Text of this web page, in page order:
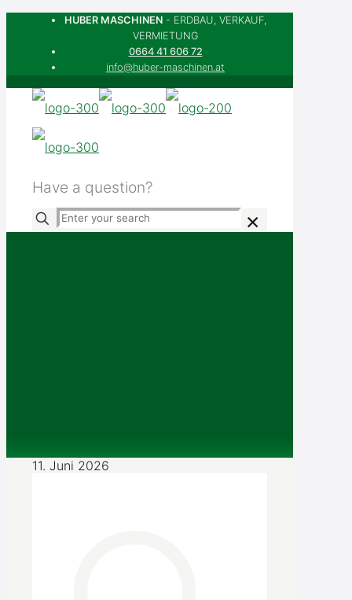
HUBER MASCHINEN - ERDBAU, VERKAUF,
VERMIETUNG
0664 41 606 72
info@huber-maschinen.at
Have a question?
✕
11. Juni 2026